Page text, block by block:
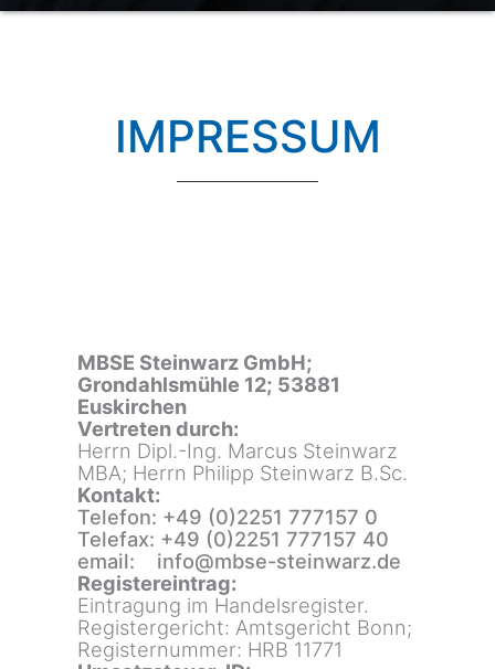
IMPRESSUM
MBSE Steinwarz GmbH;
Grondahlsmühle 12; 53881
Euskirchen
Vertreten durch:
Herrn Dipl.-Ing. Marcus Steinwarz
MBA; Herrn Philipp Steinwarz B.Sc.
Kontakt:
Telefon: +49 (0)2251 777157 0
Telefax: +49 (0)2251 777157 40
email: info@mbse-steinwarz.de
Registereintrag:
Eintragung im Handelsregister.
Registergericht: Amtsgericht Bonn;
Registernummer: HRB 11771